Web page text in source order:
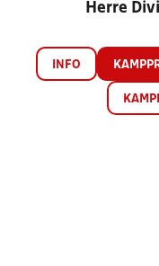
Herre
INFO